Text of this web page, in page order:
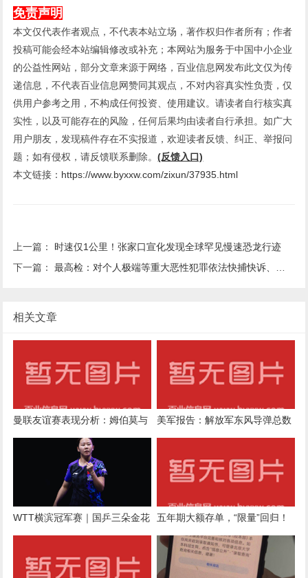
免责声明
本文仅代表作者观点，不代表本站立场，著作权归作者所有；作者
投稿可能会经本站编辑修改或补充；本网站为服务于中国中小企业
的公益性网站，部分文章来源于网络，百业信息网发布此文仅为传
递信息，不代表百业信息网赞同其观点，不对内容真实性负责，仅
供用户参考之用，不构成任何投资、使用建议。请读者自行核实真
实性，以及可能存在的风险，任何后果均由读者自行承担。如广大
用户朋友，发现稿件存在不实报道，欢迎读者反馈、纠正、举报问
题；如有侵权，请反馈联系删除。(反馈入口)
本文链接： https://www.byxxw.com/zixun/37935.html
上一篇： 时速仅1公里！张家口宣化发现全球罕见慢速恐龙行迹
下一篇：最高检：对个人极端等重大恶性犯罪依法快捕快诉、从重从严惩治
相关文章
曼联友谊赛表现分析：姆伯莫与
海文引领红魔新希望
美军报告：解放军东风导弹总数
朗？
WTT横滨冠军赛｜国乒三朵金花
五年期大额存单，“限量”回归！
部分银行已售罄